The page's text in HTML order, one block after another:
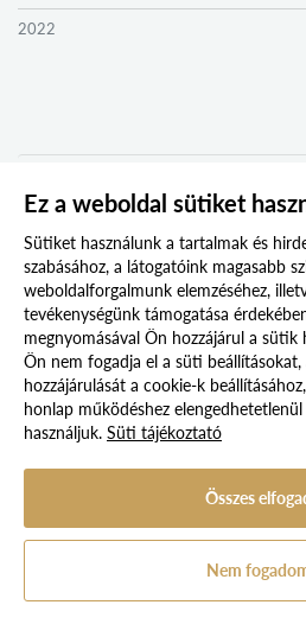
NYUGAT-BÁCSKA KOLLÉGIUM
DRÁVASZÖG ÉS SZLAVÓNIA
TESSEDIK SÁMUEL KOLLÉGIUM
AFRIKA KOLLÉGIUM
KELETI NYITÁS KOLLÉGIUM
IBERO-AMERICA KOLLÉGIUM
SZENT-GYÖRGYI ALBERT KOLLÉGIUM
VARGA DOMOKOS KOLLÉGIUM
STEINDL IMRE PARLEMENTI
2022
2016
2015
2014
2013
2012
2009
1 2
Süti szabályzat
Jogi
© 2017 - 2026 NÉPFŐISKOLA
Ez a weboldal sütiket
Sütiket használunk a tartalmak és
szabásához, a látogatóink magasabb
weboldalforgalmunk elemzéséhez,
tevékenységünk támogatása
megnyomásával Ön hozzájárul a sütik
Ön nem fogadja el a süti beállításokat,
hozzájárulását a cookie-k
honlap működéshez
használjuk. Süti tájékoztató
Összes
Nem